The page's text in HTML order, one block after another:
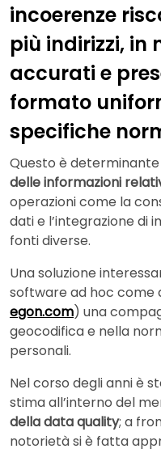
incoerenze
più indirizzi, in
accurati e
formato
specifiche
Questo è
delle informazioni
operazioni come la
dati e l’integrazione di
fonti diverse.
Una soluzione
software ad hoc come
egon.com) una
geocodifica e nella
personali.
Nel corso degli anni è
stima all’interno del
della data quality; a
notorietà si è fatta